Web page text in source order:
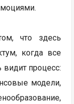
что здесь
когда все
процесс:
модели,